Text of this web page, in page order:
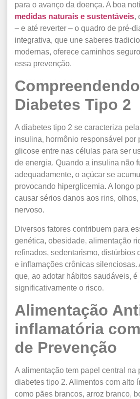
para o avanço da doença. A boa
medidas naturais e sustentáveis,
– e até reverter – o quadro de pré-
integrativa, que une saberes
modernas, oferece caminhos
essa prevenção.
Diabetes Tipo 2
A diabetes tipo 2 se caracteriza
insulina, hormônio responsável por
glicose entre nas células para ser
de energia. Quando a insulina não
adequadamente, o açúcar se
provocando hiperglicemia. A longo
causar sérios danos aos rins,
nervoso.
Diversos fatores contribuem para
genética, obesidade, alimentação
refinados, sedentarismo, distúrbios
e inflamações crônicas silenciosas.
que, ao adotar hábitos saudáveis,
significativamente o risco.
Alimentação
inflamatória
de Prevenção
A alimentação tem papel central na
diabetes tipo 2. Alimentos com alto
como pães brancos, arroz branco,